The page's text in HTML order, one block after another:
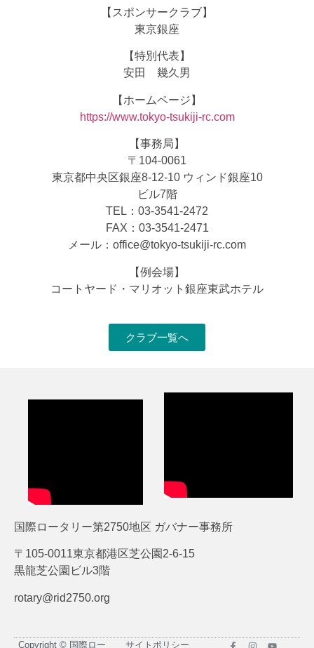
【スポンサークラブ】
東京銀座
【特別代表】
安田 幾久男
【ホームページ】
https://www.tokyo-tsukiji-rc.com
【事務局】
〒104-0061
東京都中央区銀座8-12-10 ウィンド銀座10
ビル7階
TEL：03-3541-2472
FAX：03-3541-2471
メール：office@tokyo-tsukiji-rc.com
【例会場】
コートヤード・マリオット銀座東武ホテル
クラブ一覧へ
国際ロータリー第2750地区 ガバナー事務所
〒105-0011東京都港区芝公園2-6-15
黒龍芝公園ビル3階
rotary@rid2750.org
Copyright © 国際ロー サイトポリシー